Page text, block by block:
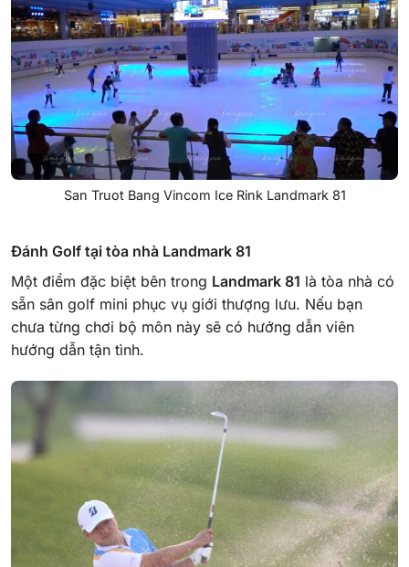
San Truot Bang Vincom Ice Rink Landmark 81
Đánh Golf tại tòa nhà Landmark 81
Một điểm đặc biệt bên trong Landmark 81 là tòa nhà có
sẵn sân golf mini phục vụ giới thượng lưu. Nếu bạn
chưa từng chơi bộ môn này sẽ có hướng dẫn viên
hướng dẫn tận tình.